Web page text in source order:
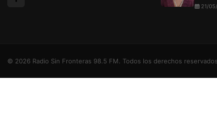
21/
© 2026 Radio Sin Fronteras 98.5 FM. Todos los derechos